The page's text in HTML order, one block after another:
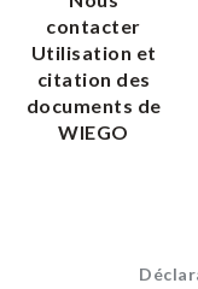
contacter
Utilisation et
citation des
documents de
WIEGO